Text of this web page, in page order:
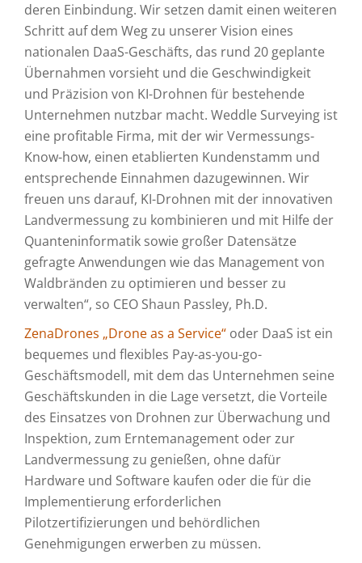
deren Einbindung. Wir setzen damit einen weiteren
Schritt auf dem Weg zu unserer Vision eines
nationalen DaaS-Geschäfts, das rund 20 geplante
Übernahmen vorsieht und die Geschwindigkeit
und Präzision von KI-Drohnen für bestehende
Unternehmen nutzbar macht. Weddle Surveying ist
eine profitable Firma, mit der wir Vermessungs-
Know-how, einen etablierten Kundenstamm und
entsprechende Einnahmen dazugewinnen. Wir
freuen uns darauf, KI-Drohnen mit der innovativen
Landvermessung zu kombinieren und mit Hilfe der
Quanteninformatik sowie großer Datensätze
gefragte Anwendungen wie das Management von
Waldbränden zu optimieren und besser zu
verwalten“, so CEO Shaun Passley, Ph.D.
ZenaDrones „Drone as a Service“ oder DaaS ist ein
bequemes und flexibles Pay-as-you-go-
Geschäftsmodell, mit dem das Unternehmen seine
Geschäftskunden in die Lage versetzt, die Vorteile
des Einsatzes von Drohnen zur Überwachung und
Inspektion, zum Erntemanagement oder zur
Landvermessung zu genießen, ohne dafür
Hardware und Software kaufen oder die für die
Implementierung erforderlichen
Pilotzertifizierungen und behördlichen
Genehmigungen erwerben zu müssen.